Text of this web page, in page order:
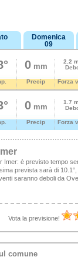
Domenica
09
0mm
Precip
2.2
Forza
0mm
Precip
1.7
Forza
Imer: è previsto tempo
prevista sarà di
saranno deboli da
Vota la previsione!
comune